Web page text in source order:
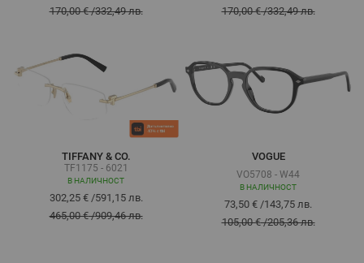
170,00 €/332,49 лв.
170,00 €/332,49 лв.
TIFFANY & CO.
TF1175 - 6021
В НАЛИЧНОСТ
302,25 €/591,15 лв.
465,00 €/909,46 лв.
VOGUE
VO5708 - W44
В НАЛИЧНОСТ
73,50 € /143,75 лв.
105,00 €/205,36 лв.